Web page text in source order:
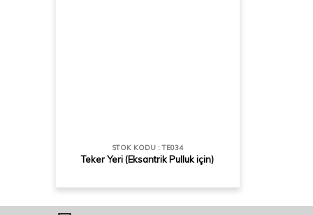
STOK KODU : TE034
Teker Yeri (Eksantrik Pulluk için)